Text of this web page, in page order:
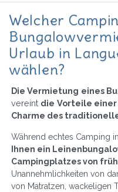
Welcher
Urlaub in
wählen?
Die Vermietung eines
vereint die Vorteile
Charme des
Während echtes Camping
Ihnen ein
Campingplatzes von
Unannehmlichkeiten von
von Matratzen, wackeligen